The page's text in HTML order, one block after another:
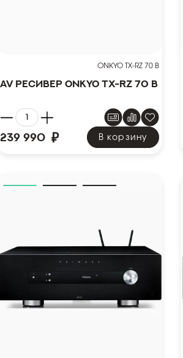
ONKYO TX-RZ 70 B
AV ресивер Onkyo TX-RZ 70 B
239 990 ₽ В корзину